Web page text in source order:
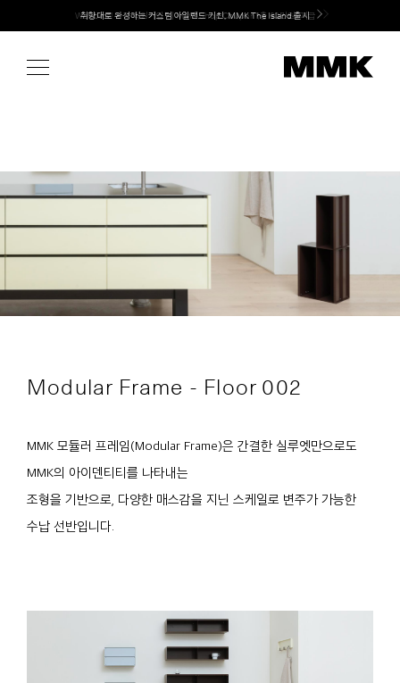
content
Welcome! 신규 회원가입 시 MMK Shop Coupon (총 60만원) 지급
취향대로 완성하는 커스텀 아일랜드 키친, MMK The Island 출시
Modular Frame - Floor 002
MMK 모듈러 프레임(Modular Frame)은 간결한 실루엣만으로도
MMK의 아이덴티티를 나타내는
조형을 기반으로, 다양한 매스감을 지닌 스케일로 변주가 가능한
수납 선반입니다.